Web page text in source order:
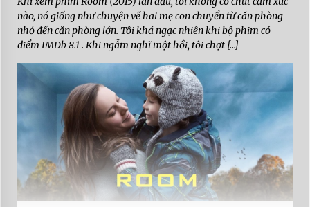
nào, nó giống như chuyện về hai mẹ con chuyển từ căn phòng
nhỏ đến căn phòng lớn. Tôi khá ngạc nhiên khi bộ phim có
điểm IMDb 8.1 . Khi ngẫm nghĩ một hồi, tôi chợt […]